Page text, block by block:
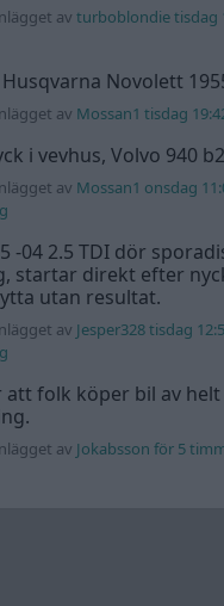
avturboblondie tisdag
Novolett
av Mossan1 tisdag
i vevhus, Volvo 940
av Mossan1 onsdag
-04 2.5 TDI dör
startar direkt efter
utan resultat.
av Jesper328 tisdag
att folk köper bil av
av Jokabsson för 5